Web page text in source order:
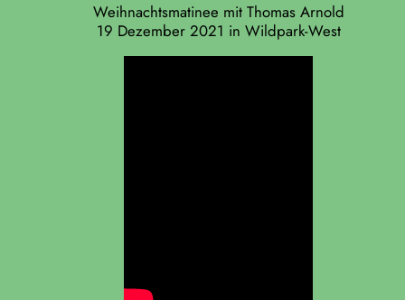
Weihnachtsmatinee mit Thomas Arnold
19 Dezember 2021 in Wildpark-West